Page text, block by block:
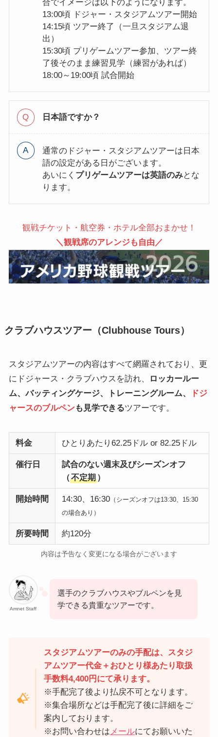
合でイメージは以下のようになります。
13:00頃 ドジャー・スタジアムツアー開始
14:15頃 ツアー終了（一旦スタジアム退
出）
15:30頃 プリゲームツアー参加、ツアー終
了後そのまま練習見学（練習があれば）
18:00～19:00頃 試合開始
日本語ですか？
通常のドジャー・スタジアムツアーは日本
語の設定がある日がございます。
あいにく プリゲームツアーは英語のみとな
ります。
観戦チケット・航空券・ホテル全部おまかせ！
＼観戦席のアレンジも自由／
クラブハウスツアー（Clubhouse Tours）
スタジアムツアーの内容はすべて網羅されており、更
にドジャース・クラブハウスを訪れ、
ロッカールー
ム、バッティングケージ、トレーニングルーム、
ドジ
ャースのブルペンも見学できるツアーです。
料金 ひとりあたり62.25ドル or 82.25ドル
催行日
試合のない週末及びシーズンオフ
（不定期）
開始時間 14:30、16:30（シーズンオフは13:30、15:30
の場合あり）
所要時間 約120分
内容は予告なく変更になる場合がございます
Amnet Staff
選手のクラブハウスやブルペンを見
学できる貴重なツアーです。
スタジアムツアーのみの手配は、スタジ
アムツアー代金＋おひとり様あたり取扱
手数料4,400円にて承ります。
※手配完了後より払戻不可となります。
※集合場所などは手配完了後に詳細をご
案内しております。
※お問い合わせはメールにてお願いいた